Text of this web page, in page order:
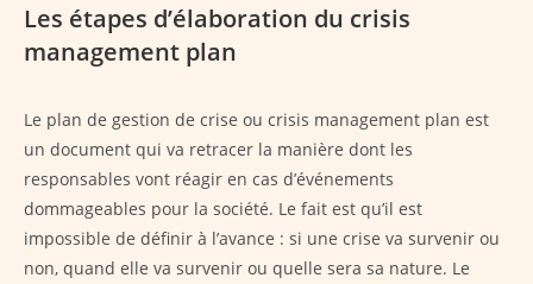
Les étapes d’élaboration du crisis
management plan
Le plan de gestion de crise ou crisis management plan est
un document qui va retracer la manière dont les
responsables vont réagir en cas d’événements
dommageables pour la société. Le fait est qu’il est
impossible de définir à l’avance : si une crise va survenir ou
non, quand elle va survenir ou quelle sera sa nature. Le